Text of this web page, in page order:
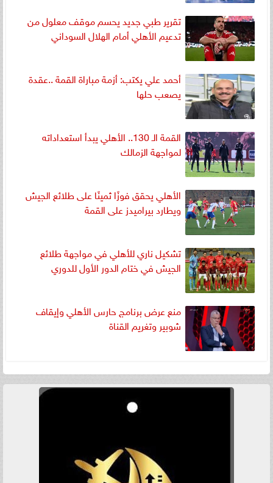
تقرير طبي جديد يحسم موقف معلول من
تدعيم الأهلي أمام الهلال السوداني
أحمد علي يكتب: أزمة مباراة القمة ..عقدة
يصعب حلها
القمة الـ 130.. الأهلي يبدأ استعداداته
لمواجهة الزمالك
الأهلي يحقق فوزًا ثمينًا على طلائع الجيش
ويطارد بيراميدز على القمة
تشكيل ناري للأهلي في مواجهة طلائع
الجيش في ختام الدور الأول للدوري
منع عرض برنامج حارس الأهلي وإيقاف
شوبير وتغريم القناة